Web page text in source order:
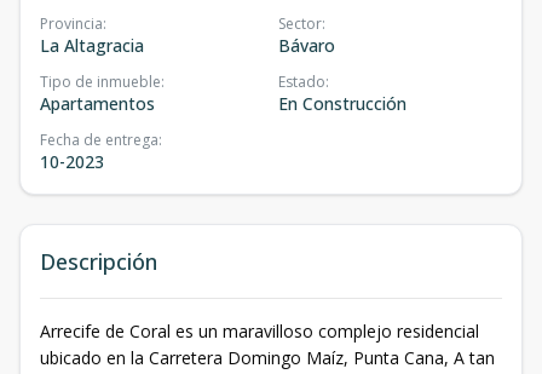
Provincia:
La Altagracia
Sector:
Bávaro
Tipo de inmueble:
Apartamentos
Estado:
En Construcción
Fecha de entrega:
10-2023
Descripción
Arrecife de Coral es un maravilloso complejo residencial
ubicado en la Carretera Domingo Maíz, Punta Cana, A tan